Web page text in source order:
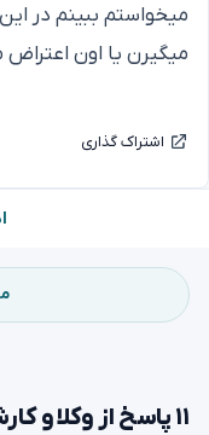
میخواستم ببینم در
میگیرن یا اون
اشتراک گذاری
۱۱ پاسخ از وکلا و کارشناسان حقوقی